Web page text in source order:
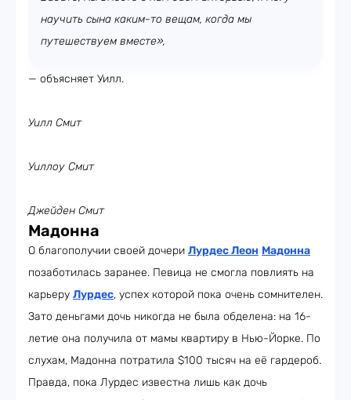
научить сына каким-то вещам, когда мы
путешествуем вместе»,
— объясняет Уилл.
Уилл Смит
Уиллоу Смит
Джейден Смит
Мадонна
О благополучии своей дочери Лурдес Леон Мадонна
позаботилась заранее. Певица не смогла повлиять на
карьеру Лурдес, успех которой пока очень сомнителен.
Зато деньгами дочь никогда не была обделена: на 16-
летие она получила от мамы квартиру в Нью-Йорке. По
слухам, Мадонна потратила $100 тысяч на её гардероб.
Правда, пока Лурдес известна лишь как дочь